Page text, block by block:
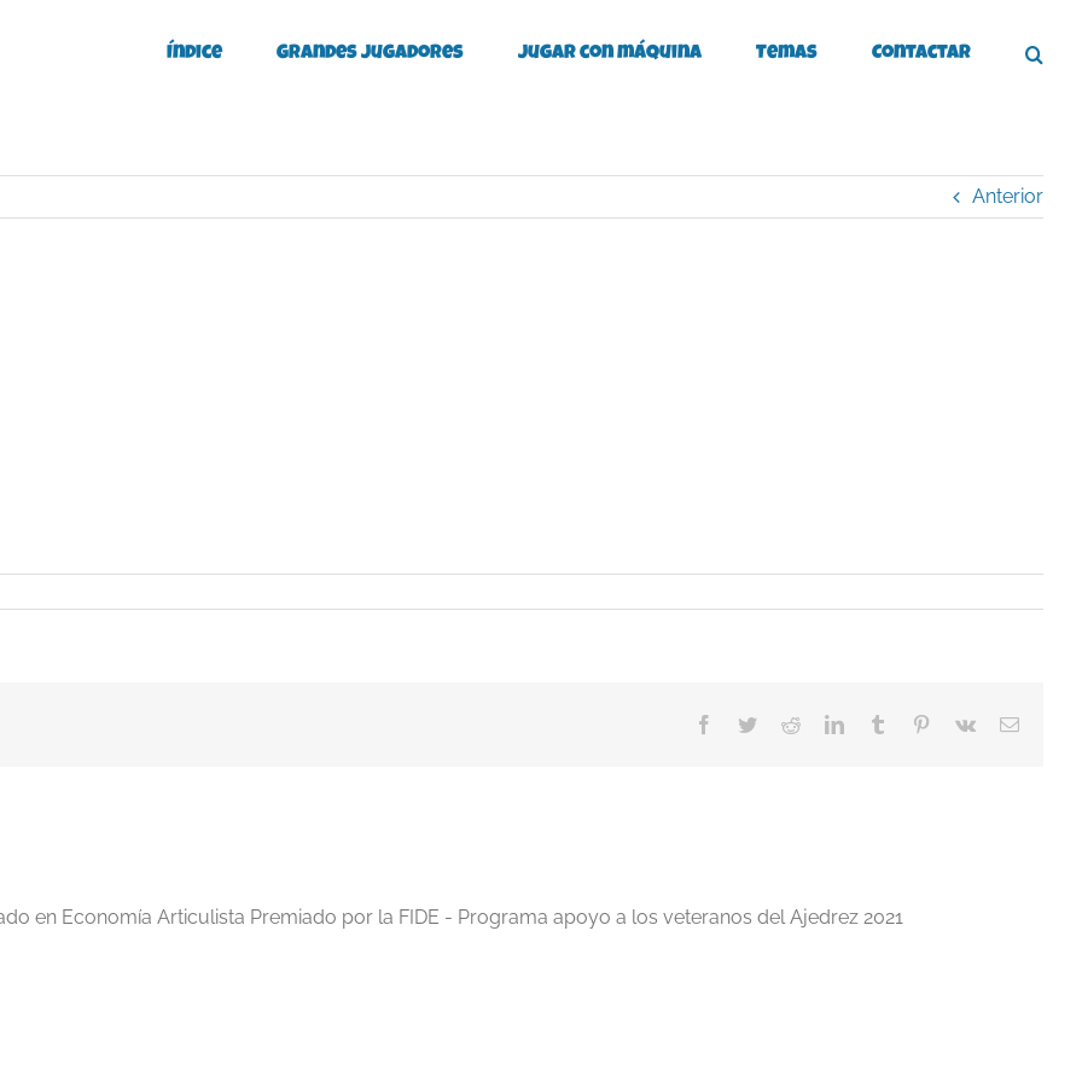
Índice Grandes Jugadores Jugar con máquina Temas Contactar
Anterior
Facebook
TwitterRedditLinkedInTumblr Pinterest
Vk
Correo
en Economía Articulista Premiado por la FIDE - Programa apoyo a los veteranos del Ajedrez 2021